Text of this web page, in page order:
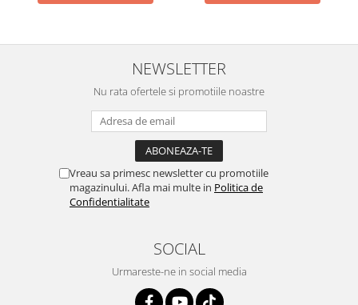
NEWSLETTER
Nu rata ofertele si promotiile noastre
Vreau sa primesc newsletter cu promotiile
magazinului. Afla mai multe in Politica de
Confidentialitate
SOCIAL
Urmareste-ne in social media